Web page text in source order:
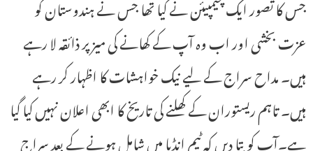
جس کا تصور ایک چیمپیئن نے کیا تھا جس نے ہندوستان کو
عزت بخشی اور اب وہ آپ کے کھانے کی میز پر ذائقہ لا رہے
ہیں۔ مداح سراج کے لیے نیک خواہشات کا اظہار کر رہے
ہیں۔ تاہم ریستوران کے کھلنے کی تاریخ کا ابھی اعلان نہیں کیا گیا
ہے۔آپ کو بتا دیں کہ ٹیم انڈیا میں شامل ہونے کے بعد سراج